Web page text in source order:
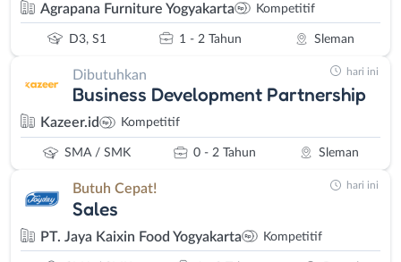
Agrapana Furniture Yogyakarta Kompetitif
D3, S1 1 - 2 Tahun Sleman
Dibutuhkan
Business Development Partnership
Kazeer.id Kompetitif
SMA / SMK 0 - 2 Tahun Sleman
hari ini
Butuh Cepat!
Sales
PT. Jaya Kaixin Food Yogyakarta Kompetitif
hari ini